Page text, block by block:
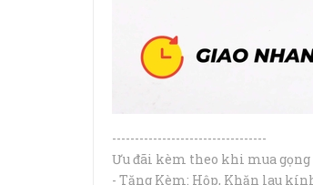
----------------------------------
Ưu đãi kèm theo khi mua
- Tặng Kèm: Hộp, Khăn lau